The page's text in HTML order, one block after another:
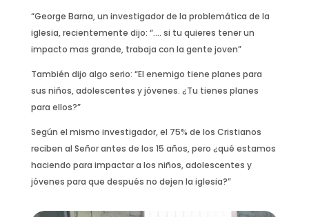
“George Barna, un investigador de la problemática de la
iglesia, recientemente dijo: “…. si tu quieres tener un
impacto mas grande, trabaja con la gente joven”
También dijo algo serio: “El enemigo tiene planes para
sus niños, adolescentes y jóvenes. ¿Tu tienes planes
para ellos?”
Según el mismo investigador, el 75% de los Cristianos
reciben al Señor antes de los 15 años, pero ¿qué estamos
haciendo para impactar a los niños, adolescentes y
jóvenes para que después no dejen la iglesia?”